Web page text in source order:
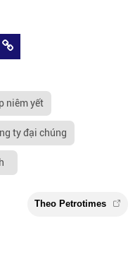
niêm yết
ty đại chúng